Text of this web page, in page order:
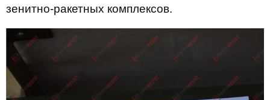
зенитно-ракетных комплексов.